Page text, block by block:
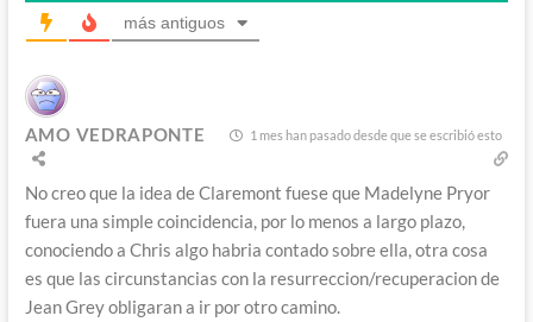
más antiguos
AMO VEDRAPONTE 1 mes han pasado desde que se escribió esto
No creo que la idea de Claremont fuese que Madelyne Pryor
fuera una simple coincidencia, por lo menos a largo plazo,
conociendo a Chris algo habria contado sobre ella, otra cosa
es que las circunstancias con la resurreccion/recuperacion de
Jean Grey obligaran a ir por otro camino.